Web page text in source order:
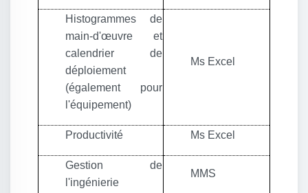
Histogrammes de
main-d'œuvre et
calendrier de
déploiement
(également pour
l'équipement)
Ms Excel
Productivité Ms Excel
Gestion de
l'ingénierie
MMS